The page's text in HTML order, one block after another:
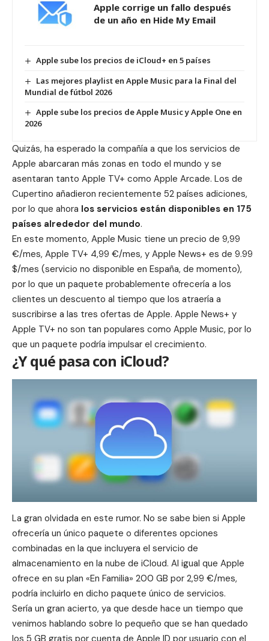
Apple corrige un fallo después
de un año en Hide My Email
Apple sube los precios de iCloud+ en 5 países
Las mejores playlist en Apple Music para la Final del
Mundial de fútbol 2026
Apple sube los precios de Apple Music y Apple One en
2026
Quizás, ha esperado la compañía a que los servicios de
Apple abarcaran más zonas en todo el mundo y se
asentaran tanto Apple TV+ como Apple Arcade. Los de
Cupertino añadieron recientemente 52 países adiciones,
por lo que ahora los servicios están disponibles en 175
países alrededor del mundo.
En este momento, Apple Music‌ tiene un precio de 9,99
€/mes, ‌Apple TV‌+ 4,99 €/mes, y ‌Apple News+ es de 9.99
$/mes (servicio no disponible en España, de momento),
por lo que un paquete probablemente ofrecería a los
clientes un descuento al tiempo que los atraería a
suscribirse a las tres ofertas de Apple. ‌Apple News‌+ y
‌Apple TV‌+ no son tan populares como ‌Apple Music‌, por lo
que un paquete podría impulsar el crecimiento.
¿Y qué pasa con iCloud?
La gran olvidada en este rumor. No se sabe bien si Apple
ofrecería un único paquete o diferentes opciones
combinadas en la que incluyera el servicio de
almacenamiento en la nube de iCloud. Al igual que Apple
ofrece en su plan «En Familia» 200 GB por 2,99 €/mes,
podría incluirlo en dicho paquete único de servicios.
Sería un gran acierto, ya que desde hace un tiempo que
venimos hablando sobre lo pequeño que se han quedado
los 5 GB gratis por cuenta de Apple ID por usuario con el